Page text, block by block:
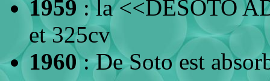
1959 : la <<DESOTO
et 325cv
1960: De Soto est